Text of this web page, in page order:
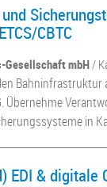
CBTC
Gesellschaft mbH/
Bahninfrastruktur
Übernehme
in
EDI & digitale